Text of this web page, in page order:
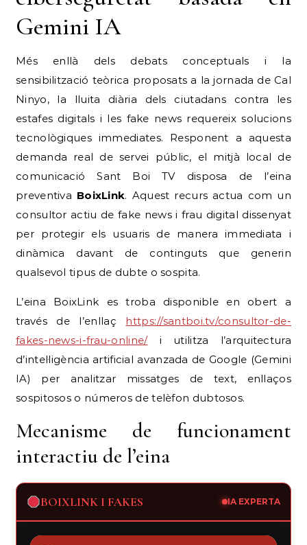
Gemini IA
Més enllà dels debats conceptuals i la
sensibilització teòrica proposats a la jornada de Cal
Ninyo, la lluita diària dels ciutadans contra les
estafes digitals i les fake news requereix solucions
tecnològiques immediates. Responent a aquesta
demanda real de servei públic, el mitjà local de
comunicació Sant Boi TV disposa de l’eina
preventiva BoixLink. Aquest recurs actua com un
consultor actiu de fake news i frau digital dissenyat
per protegir els usuaris de manera immediata i
dinàmica davant de continguts que generin
qualsevol tipus de dubte o sospita.
L’eina BoixLink es troba disponible en obert a
través de l’enllaç https://santboi.tv/consultor-de-
fakes-news-i-frau-online/i utilitza l’arquitectura
d’intel·ligència artificial avanzada de Google (Gemini
IA) per analitzar missatges de text, enllaços
sospitosos o números de telèfon dubtosos.
Mecanisme de funcionament
interactiu de l’eina
BOIXLINK I FAKES IA EXPERTA